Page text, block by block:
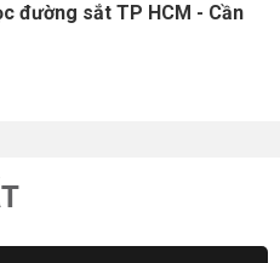
đường sắt TP HCM - Cần